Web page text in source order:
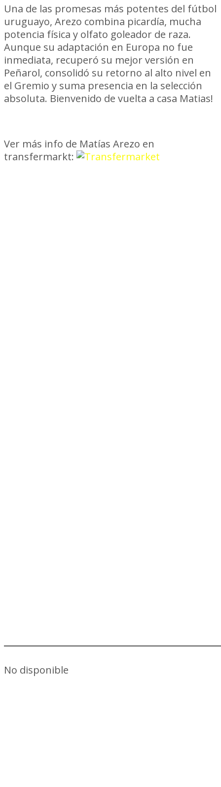
Una de las promesas más potentes del fútbol
uruguayo, Arezo combina picardía, mucha
potencia física y olfato goleador de raza.
Aunque su adaptación en Europa no fue
inmediata, recuperó su mejor versión en
Peñarol, consolidó su retorno al alto nivel en
el Gremio y suma presencia en la selección
absoluta. Bienvenido de vuelta a casa Matias!
Ver más info de Matías Arezo en
transfermarkt:
No disponible